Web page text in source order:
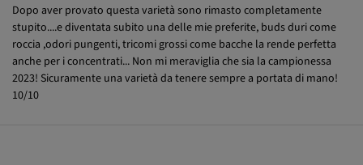
Dopo aver provato questa varietà sono rimasto completamente
stupito....e diventata subito una delle mie preferite, buds duri come
roccia ,odori pungenti, tricomi grossi come bacche la rende perfetta
anche per i concentrati... Non mi meraviglia che sia la campionessa
2023! Sicuramente una varietà da tenere sempre a portata di mano!
10/10